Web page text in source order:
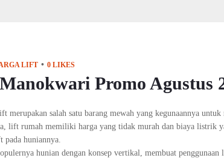
LIFT 0 LIKES
Promo Agustus
salah satu barang mewah yang kegunaannya untuk
lift rumah memiliki harga yang tidak murah dan biaya listrik
pada huniannya.
hunian dengan konsep vertikal, membuat